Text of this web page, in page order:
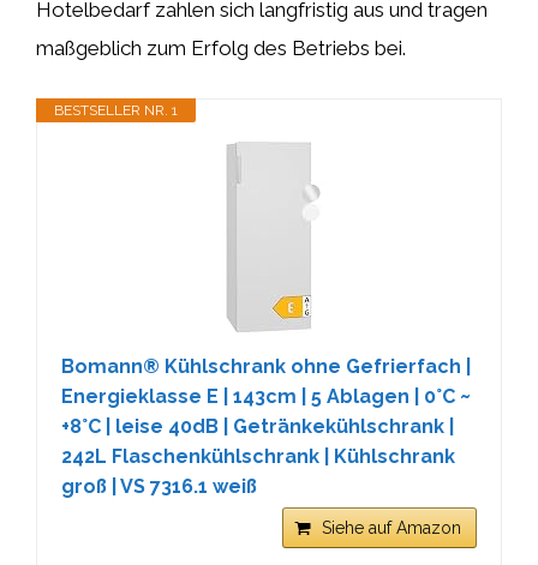
Hotelbedarf zahlen sich langfristig aus und tragen
maßgeblich zum Erfolg des Betriebs bei.
BESTSELLER NR. 1
Bomann® Kühlschrank ohne Gefrierfach |
Energieklasse E | 143cm | 5 Ablagen | 0°C ~
+8°C | leise 40dB | Getränkekühlschrank |
242L Flaschenkühlschrank | Kühlschrank
groß | VS 7316.1 weiß
Siehe auf Amazon